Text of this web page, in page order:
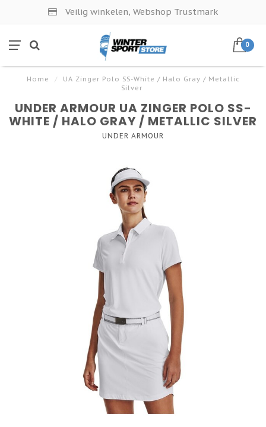
Veilig winkelen, Webshop Trustmark
0
Home /
UA Zinger Polo SS-White / Halo Gray / Metallic
Silver
UNDER ARMOUR UA ZINGER POLO SS-
WHITE / HALO GRAY / METALLIC SILVER
UNDER ARMOUR